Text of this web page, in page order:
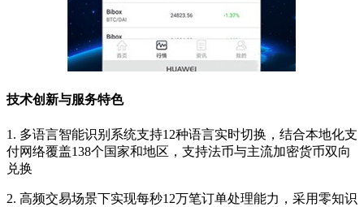
技术创新与服务特色
1. 多语言智能识别系统支持12种语言实时切换，结合本地化支
付网络覆盖138个国家和地区，支持法币与主流加密货币双向
兑换
2. 高频交易场景下实现每秒12万笔订单处理能力，采用零知识